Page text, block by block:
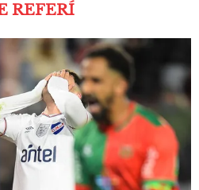
REFERÍ